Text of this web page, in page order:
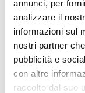
annunci, per
analizzare il
informazioni sul
nostri partner
pubblicità e
con altre
raccolto dal suo